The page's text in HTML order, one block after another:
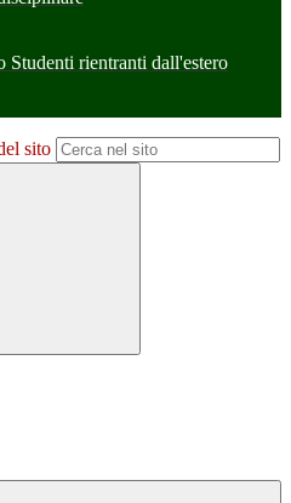
Studenti rientranti dall'estero
sito